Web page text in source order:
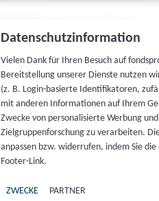
Datenschutzinformation
Vielen Dank für Ihren Besuch auf
Bereitstellung unserer Dienste nutzen
(z. B. Login-basierte Identifikatoren,
mit anderen Informationen auf Ihrem
Zwecke von personalisierte Werbung
Zielgruppenforschung zu verarbeiten.
anpassen bzw. widerrufen, indem Sie
Footer-Link.
ZWECKE PARTNER